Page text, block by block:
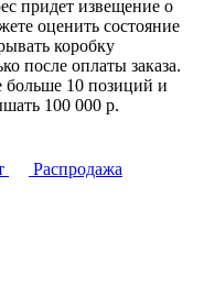
придет извещение о
оценить состояние
коробку
после оплаты заказа.
больше 10 позиций и
100 000 р.
Распродажа